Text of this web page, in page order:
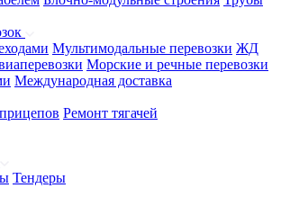
Мультимодальные перевозки ЖД
Морские и речные перевозки
Международная доставка
Ремонт тягачей
Тендеры